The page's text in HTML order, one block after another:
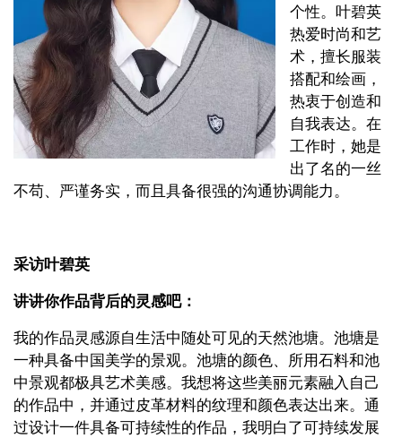
个性。叶碧英
热爱时尚和艺
术，擅长服装
搭配和绘画，
热衷于创造和
自我表达。在
工作时，她是
出了名的一丝
不苟、严谨务实，而且具备很强的沟通协调能力。
采访叶碧英
讲讲你作品背后的灵感吧：
我的作品灵感源自生活中随处可见的天然池塘。池塘是
一种具备中国美学的景观。池塘的颜色、所用石料和池
中景观都极具艺术美感。我想将这些美丽元素融入自己
的作品中，并通过皮革材料的纹理和颜色表达出来。通
过设计一件具备可持续性的作品，我明白了可持续发展